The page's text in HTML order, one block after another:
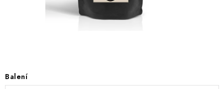
Zásady pro vracení zboží a reklamace
Hodnocení obchodu
Balení